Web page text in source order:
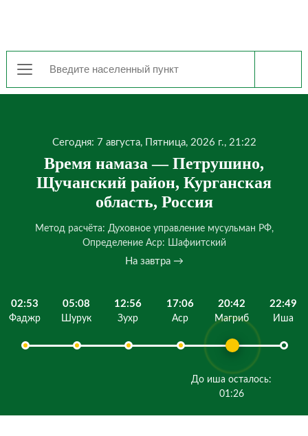
Сегодня: 7 августа, Пятница, 2026 г., 21:22
Время намаза — Петрушино,
Щучанский район, Курганская
область, Россия
Метод расчёта: Духовное управление мусульман РФ,
Определение Аср: Шафиитский
На завтра →
02:53
Фаджр
05:08
Шурук
12:56
Зухр
17:06
Аср
20:42
Магриб
До иша осталось:
01:26
22:49
Иша